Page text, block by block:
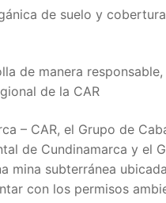
de suelo y
de manera
de la CAR
– CAR, el Grupo de
de Cundinamarca y el
mina subterránea
con los permisos